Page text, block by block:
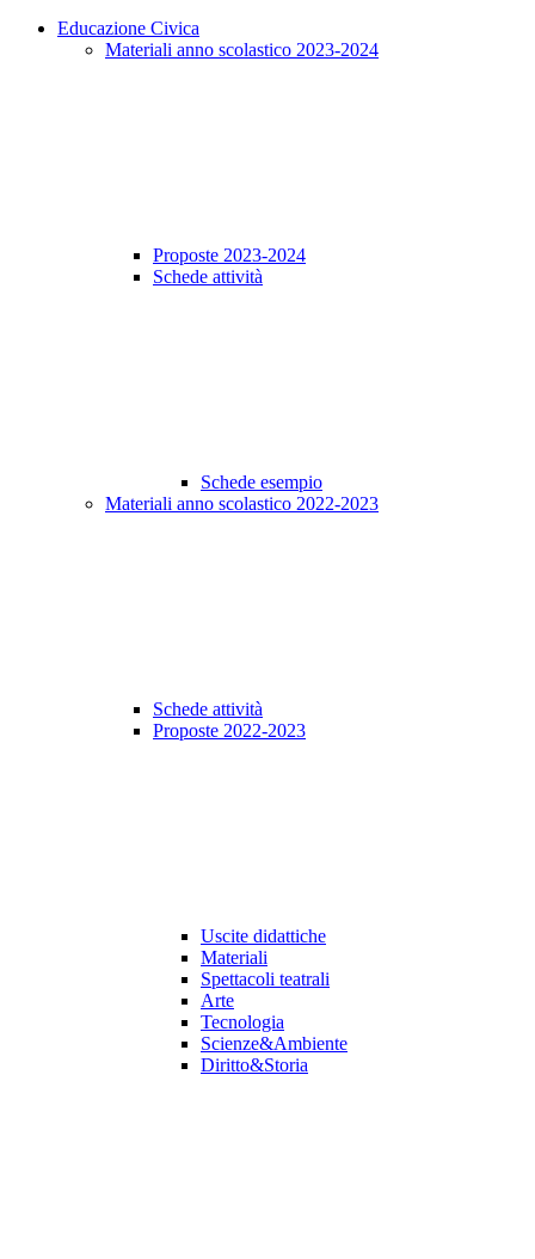
Educazione Civica
Materiali anno scolastico 2023-2024
Proposte 2023-2024
Schede attività
Schede esempio
Materiali anno scolastico 2022-2023
Schede attività
Proposte 2022-2023
Uscite didattiche
Materiali
Spettacoli teatrali
Arte
Tecnologia
Scienze&Ambiente
Diritto&Storia